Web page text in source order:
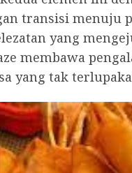
transisi menuju
yang
membawa
yang tak